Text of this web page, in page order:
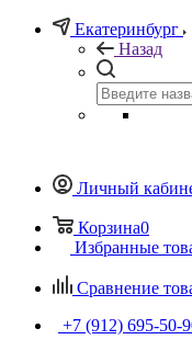
Екатеринбург
Назад
Личный
Корзина0
Избранные
Сравнение
+7 (912) 695-50-